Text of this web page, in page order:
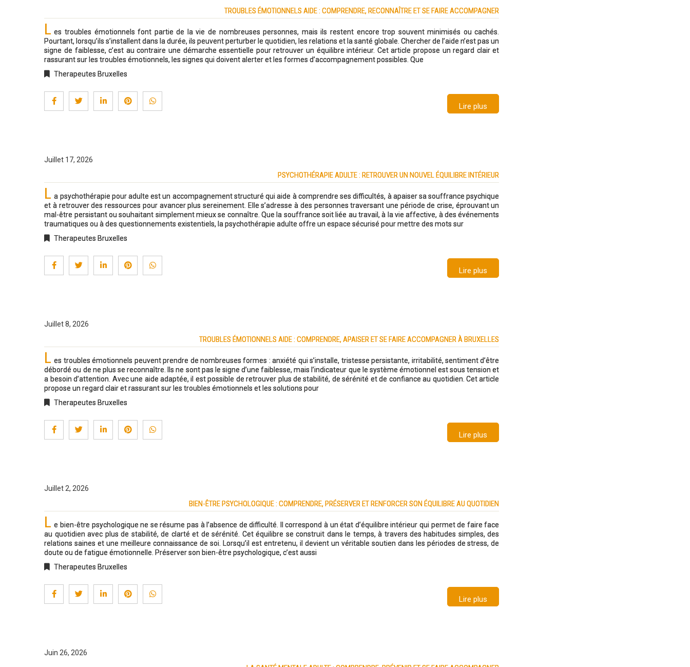
TROUBLES ÉMOTIONNELS AIDE : COMPRENDRE, RECONNAÎTRE ET SE FAIRE ACCOMPAGNER
L es troubles émotionnels font partie de la vie de nombreuses personnes, mais ils restent encore trop souvent minimisés ou cachés.
Pourtant, lorsqu’ils s’installent dans la durée, ils peuvent perturber le quotidien, les relations et la santé globale. Chercher de l’aide n’est pas un
signe de faiblesse, c’est au contraire une démarche essentielle pour retrouver un équilibre intérieur. Cet article propose un regard clair et
rassurant sur les troubles émotionnels, les signes qui doivent alerter et les formes d’accompagnement possibles. Que
Therapeutes Bruxelles
Lire plus
Juillet 17, 2026
PSYCHOTHÉRAPIE ADULTE : RETROUVER UN NOUVEL ÉQUILIBRE INTÉRIEUR
L a psychothérapie pour adulte est un accompagnement structuré qui aide à comprendre ses difficultés, à apaiser sa souffrance psychique
et à retrouver des ressources pour avancer plus sereinement. Elle s’adresse à des personnes traversant une période de crise, éprouvant un
mal-être persistant ou souhaitant simplement mieux se connaître. Que la souffrance soit liée au travail, à la vie affective, à des événements
traumatiques ou à des questionnements existentiels, la psychothérapie adulte offre un espace sécurisé pour mettre des mots sur
Therapeutes Bruxelles
Lire plus
Juillet 8, 2026
TROUBLES ÉMOTIONNELS AIDE : COMPRENDRE, APAISER ET SE FAIRE ACCOMPAGNER À BRUXELLES
L es troubles émotionnels peuvent prendre de nombreuses formes : anxiété qui s’installe, tristesse persistante, irritabilité, sentiment d’être
débordé ou de ne plus se reconnaître. Ils ne sont pas le signe d’une faiblesse, mais l’indicateur que le système émotionnel est sous tension et
a besoin d’attention. Avec une aide adaptée, il est possible de retrouver plus de stabilité, de sérénité et de confiance au quotidien. Cet article
propose un regard clair et rassurant sur les troubles émotionnels et les solutions pour
Therapeutes Bruxelles
Lire plus
Juillet 2, 2026
BIEN-ÊTRE PSYCHOLOGIQUE : COMPRENDRE, PRÉSERVER ET RENFORCER SON ÉQUILIBRE AU QUOTIDIEN
L e bien-être psychologique ne se résume pas à l’absence de difficulté. Il correspond à un état d’équilibre intérieur qui permet de faire face
au quotidien avec plus de stabilité, de clarté et de sérénité. Cet équilibre se construit dans le temps, à travers des habitudes simples, des
relations saines et une meilleure connaissance de soi. Lorsqu’il est entretenu, il devient un véritable soutien dans les périodes de stress, de
doute ou de fatigue émotionnelle. Préserver son bien-être psychologique, c’est aussi
Therapeutes Bruxelles
Lire plus
Juin 26, 2026